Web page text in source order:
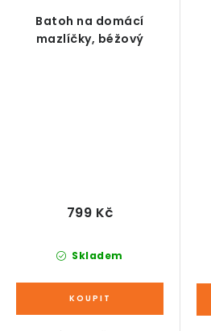
Batoh na domácí
mazlíčky, béžový
Skladem
799 Kč